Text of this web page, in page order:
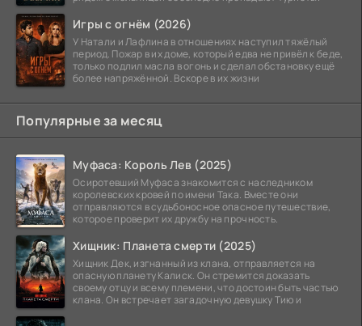
Игры с огнём (2026)
У Натали и Лафлина в отношениях наступил тяжёлый
период. Пожар в их доме, который едва не привёл к беде,
только подлил масла в огонь и сделал обстановку ещё
более напряжённой. Вскоре в их жизни
Популярные за месяц
Муфаса: Король Лев (2025)
Осиротевший Муфаса знакомится с наследником
королевских кровей по имени Така. Вместе они
отправляются в судьбоносное опасное путешествие,
которое проверит их дружбу на прочность.
Хищник: Планета смерти (2025)
Хищник Дек, изгнанный из клана, отправляется на
опасную планету Калиск. Он стремится доказать
своему отцу и всему племени, что достоин быть частью
клана. Он встречает загадочную девушку Тию и